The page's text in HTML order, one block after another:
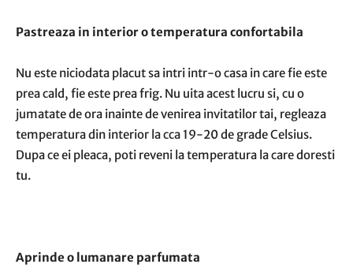
Pastreaza in interior o temperatura confortabila
Nu este niciodata placut sa intri intr-o casa in care fie este
prea cald, fie este prea frig. Nu uita acest lucru si, cu o
jumatate de ora inainte de venirea invitatilor tai, regleaza
temperatura din interior la cca 19-20 de grade Celsius.
Dupa ce ei pleaca, poti reveni la temperatura la care doresti
tu.
Aprinde o lumanare parfumata